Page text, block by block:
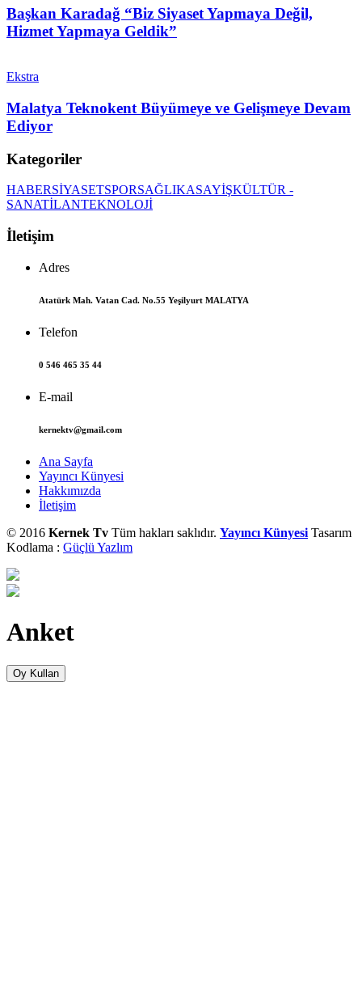
Başkan Karadağ “Biz Siyaset Yapmaya Değil,
Hizmet Yapmaya Geldik”
Ekstra
Malatya Teknokent Büyümeye ve Gelişmeye Devam
Ediyor
Kategoriler
HABERSİYASETSPORSAĞLIKASAYİŞKÜLTÜR -
SANATİLANTEKNOLOJİ
İletişim
Adres
Atatürk Mah. Vatan Cad. No.55 Yeşilyurt MALATYA
Telefon
0 546 465 35 44
E-mail
kernektv@gmail.com
Ana Sayfa
Yayıncı Künyesi
Hakkımızda
İletişim
© 2016 Kernek Tv Tüm hakları saklıdır. Yayıncı Künyesi Tasarım
Kodlama : Güçlü Yazlım
Anket